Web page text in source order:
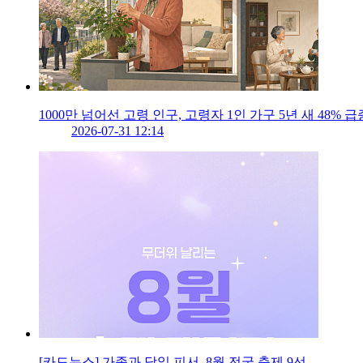
1000만 넘어선 고령 인구, 고령자 1인 가구 5년 새 48% 급
2026-07-31 12:14